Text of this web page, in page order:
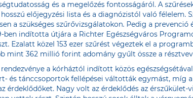
és a megelőzés fontosságáról. A
előjegyzési lista és a diagnózistól való félelem.
a szükséges szűrővizsgálatokon. Pedig a
indította útjára a Richter Egészségváros
Ezalatt közel 153 ezer szűrést végeztek el a
mint 362 millió forint adomány gyűlt össze a
a kórháztól indított közös
és tánccsoportok fellépései váltották egymást, míg
érdeklődőket. Nagy volt az érdeklődés az